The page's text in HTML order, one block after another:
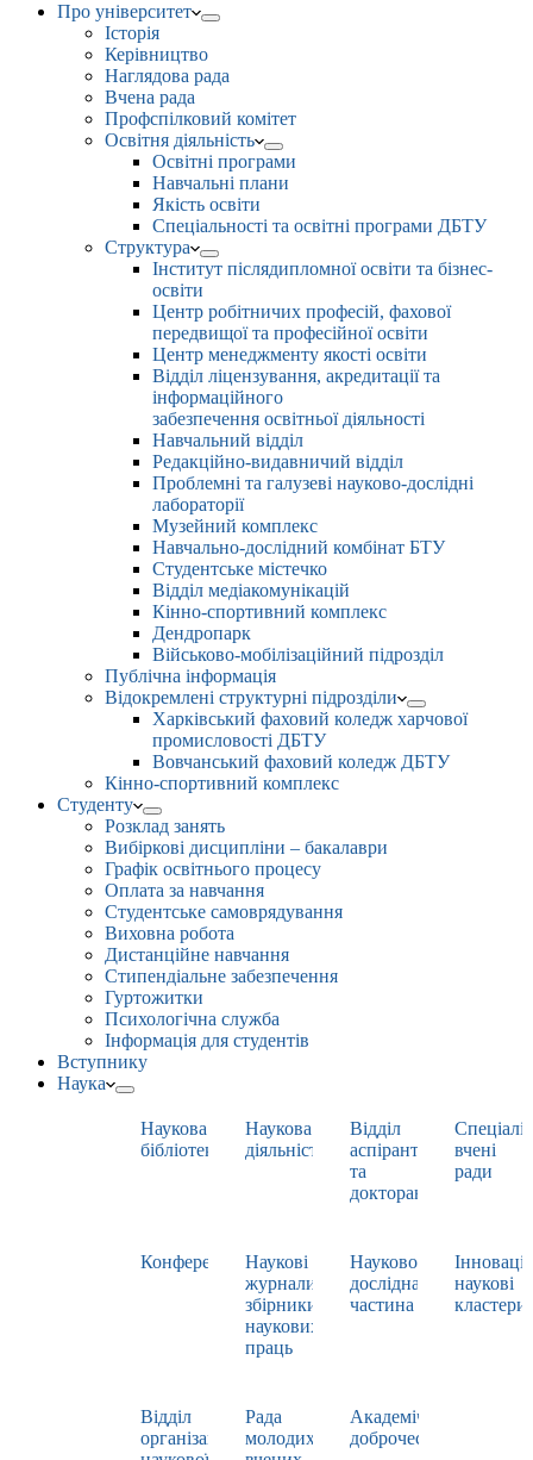
Про університет
Історія
Керівництво
Наглядова рада
Вчена рада
Профспілковий комітет
Освітня діяльність
Освітні програми
Навчальні плани
Якість освіти
Спеціальності та освітні програми ДБТУ
Структура
Інститут післядипломної освіти та бізнес-
освіти
Центр робітничих професій, фахової
передвищої та професійної освіти
Центр менеджменту якості освіти
Відділ ліцензування, акредитації та
інформаційного
забезпечення освітньої діяльності
Навчальний відділ
Редакційно-видавничий відділ
Проблемні та галузеві науково-дослідні
лабораторії
Музейний комплекс
Навчально-дослідний комбінат БТУ
Студентське містечко
Відділ медіакомунікацій
Кінно-спортивний комплекс
Дендропарк
Військово-мобілізаційний підрозділ
Публічна інформація
Відокремлені структурні підрозділи
Харківський фаховий коледж харчової
промисловості ДБТУ
Вовчанський фаховий коледж ДБТУ
Кінно-спортивний комплекс
Студенту
Розклад занять
Вибіркові дисципліни – бакалаври
Графік освітнього процесу
Оплата за навчання
Студентське самоврядування
Виховна робота
Дистанційне навчання
Стипендіальне забезпечення
Гуртожитки
Психологічна служба
Інформація для студентів
Вступнику
Наука
Наукова
бібліотека
Наукова
діяльність
Відділ
аспірантури
та
докторантури
вчені
ради
Конференції
Наукові
журнали,
збірники
наукових
праць
Науково-
дослідна
частина
наукові
кластери
Відділ
організації
Рада
молодих
Академічна
доброчесність